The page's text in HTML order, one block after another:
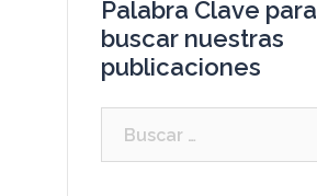
Palabra Clave para
buscar nuestras
publicaciones